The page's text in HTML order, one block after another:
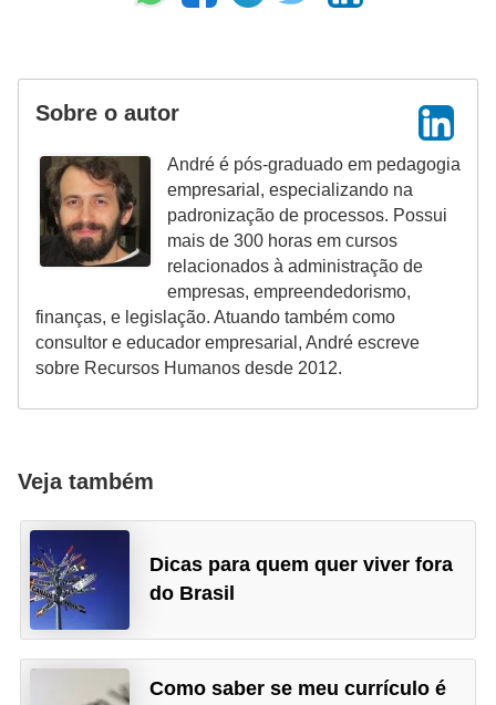
Sobre o autor
André é pós-graduado em pedagogia
empresarial, especializando na
padronização de processos. Possui
mais de 300 horas em cursos
relacionados à administração de
empresas, empreendedorismo,
finanças, e legislação. Atuando também como
consultor e educador empresarial, André escreve
sobre Recursos Humanos desde 2012.
Veja também
Dicas para quem quer viver fora
do Brasil
Como saber se meu currículo é